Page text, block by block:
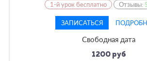
1-й урок бесплатно
Отзывы:
ЗАПИСАТЬСЯ
Свободная дата
1200 руб